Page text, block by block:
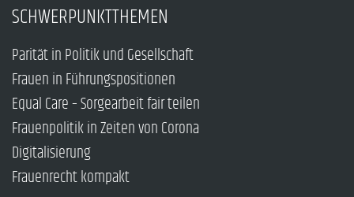
SCHWERPUNKTTHEMEN
Parität in Politik und Gesellschaft
Frauen in Führungspositionen
Equal Care – Sorgearbeit fair teilen
Frauenpolitik in Zeiten von Corona
Digitalisierung
Frauenrecht kompakt